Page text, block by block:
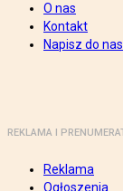
O nas
Kontakt
Napisz do nas
REKLAMA I
Reklama
Ogłoszenia